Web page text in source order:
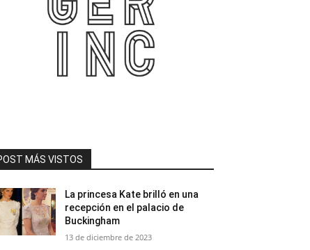
MÁS VISTOS
La princesa Kate brilló en una
recepción en el palacio de
Buckingham
13 de diciembre de 2023